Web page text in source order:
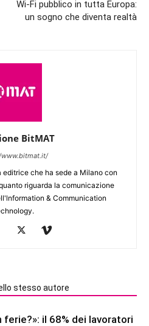
Wi-Fi pubblico in tutta Europa:
un sogno che diventa realtà
BitMAT
editrice che ha sede a Milano con
riguarda la comunicazione
& Communication
stesso autore
ferie?»: il 68% dei lavoratori